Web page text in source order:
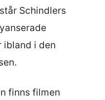
Schindlers
ibland i den
finns filmen